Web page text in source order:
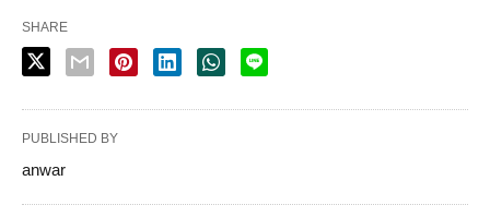
SHARE
PUBLISHED BY
anwar